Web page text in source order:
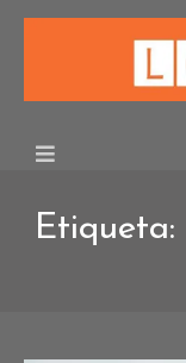
Skip
Etiqueta: